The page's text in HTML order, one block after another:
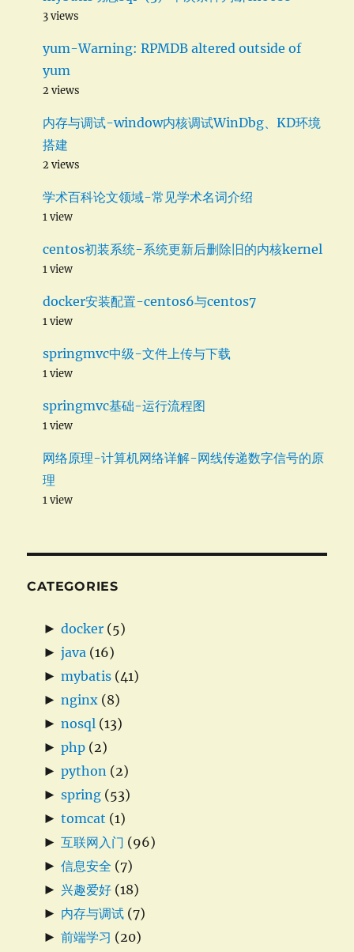
3 views
yum-Warning: RPMDB altered outside of
yum
2 views
内存与调试-window内核调试WinDbg、KD环境
搭建
2 views
学术百科论文领域-常见学术名词介绍
1 view
centos初装系统-系统更新后删除旧的内核kernel
1 view
docker安装配置-centos6与centos7
1 view
springmvc中级-文件上传与下载
1 view
springmvc基础-运行流程图
1 view
网络原理-计算机网络详解-网线传递数字信号的原
理
1 view
CATEGORIES
► docker (5)
► java (16)
► mybatis (41)
► nginx (8)
► nosql (13)
► php (2)
► python (2)
► spring (53)
► tomcat (1)
► 互联网入门 (96)
► 信息安全 (7)
► 兴趣爱好 (18)
► 内存与调试 (7)
► 前端学习 (20)